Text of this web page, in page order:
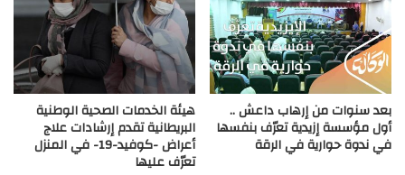
بعد سنوات من إرهاب داعش ..
أول مؤسسة إزيدية تعرّف بنفسها
في ندوة حوارية في الرقة
هيئة الخدمات الصحية الوطنية
البريطانية تقدم إرشادات علاج
أعراض -كوفيد-19- في المنزل
تعرّف عليها